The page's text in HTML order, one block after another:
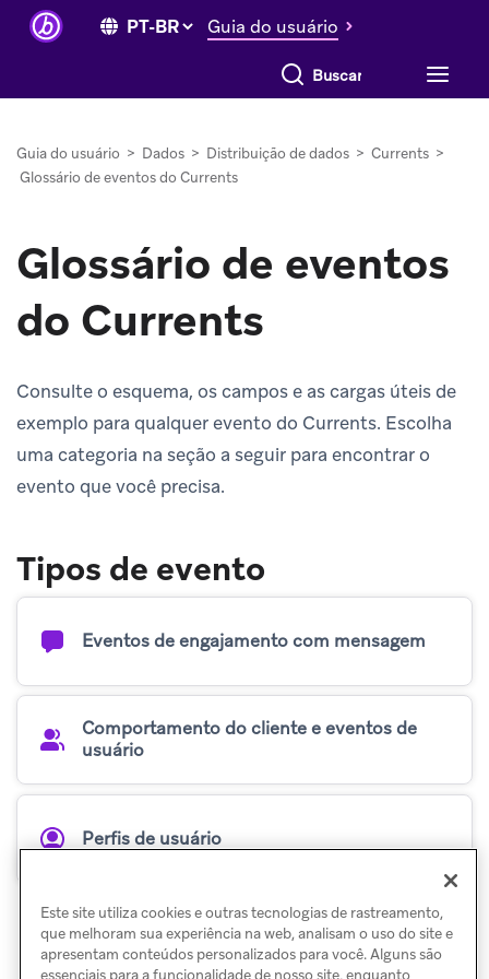
Guia do usuário
Buscar tudo
Guia do usuário > Dados > Distribuição de dados > Currents >
Glossário de eventos do Currents
Glossário de eventos
do Currents
Consulte o esquema, os campos e as cargas úteis de
exemplo para qualquer evento do Currents. Escolha
uma categoria na seção a seguir para encontrar o
evento que você precisa.
Tipos de evento
Eventos de engajamento com mensagem
Comportamento do cliente e eventos de
usuário
Perfis de usuário
Este site utiliza cookies e outras tecnologias de rastreamento,
que melhoram sua experiência na web, analisam o uso do site e
apresentam conteúdos personalizados para você. Alguns são